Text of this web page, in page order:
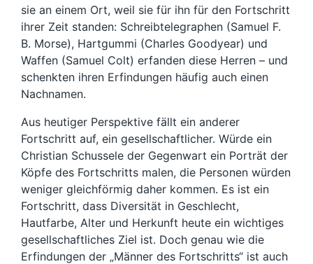
sie an einem Ort, weil sie für ihn für den Fortschritt
ihrer Zeit standen: Schreibtelegraphen (Samuel F.
B. Morse), Hartgummi (Charles Goodyear) und
Waffen (Samuel Colt) erfanden diese Herren – und
schenkten ihren Erfindungen häufig auch einen
Nachnamen.
Aus heutiger Perspektive fällt ein anderer
Fortschritt auf, ein gesellschaftlicher. Würde ein
Christian Schussele der Gegenwart ein Porträt der
Köpfe des Fortschritts malen, die Personen würden
weniger gleichförmig daher kommen. Es ist ein
Fortschritt, dass Diversität in Geschlecht,
Hautfarbe, Alter und Herkunft heute ein wichtiges
gesellschaftliches Ziel ist. Doch genau wie die
Erfindungen der „Männer des Fortschritts“ ist auch